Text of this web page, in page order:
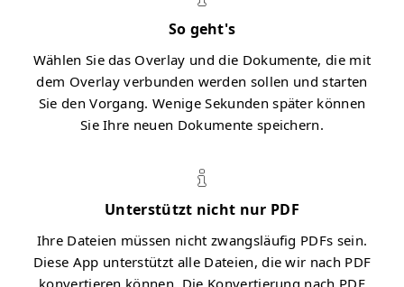
So geht's
Wählen Sie das Overlay und die Dokumente, die mit
dem Overlay verbunden werden sollen und starten
Sie den Vorgang. Wenige Sekunden später können
Sie Ihre neuen Dokumente speichern.
Unterstützt nicht nur PDF
Ihre Dateien müssen nicht zwangsläufig PDFs sein.
Diese App unterstützt alle Dateien, die wir nach PDF
konvertieren können. Die Konvertierung nach PDF